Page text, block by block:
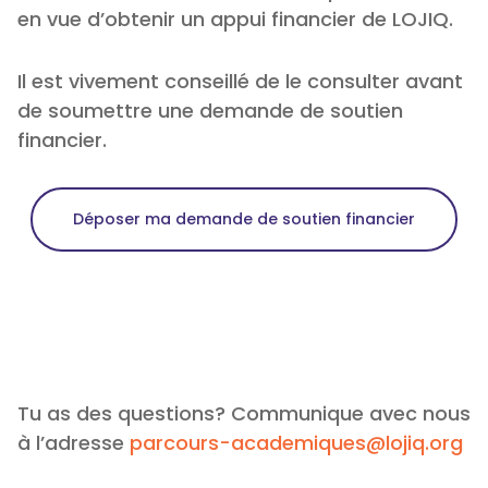
Documents à fournir sur le portail dès
l’acceptation de ton dossier et au plus
tard 7 jours après le début de ton projet:
en vue d’obtenir un appui financier de LOJIQ.
Il est vivement conseillé de le consulter avant
de soumettre une demande de soutien
financier.
Déposer ma demande de soutien financier
Tu as des questions? Communique avec nous
à l’adresse parcours-academiques@lojiq.org